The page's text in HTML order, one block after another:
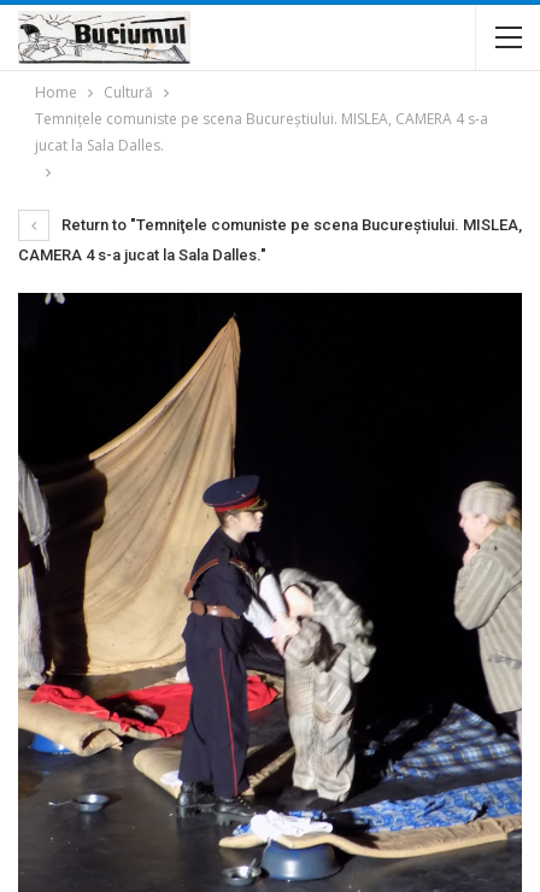
Home
Cultură
Temniţele comuniste pe scena Bucureştiului. MISLEA, CAMERA 4 s-a
jucat la Sala Dalles.
Return to "Temniţele comuniste pe scena Bucureştiului. MISLEA,
CAMERA 4 s-a jucat la Sala Dalles."